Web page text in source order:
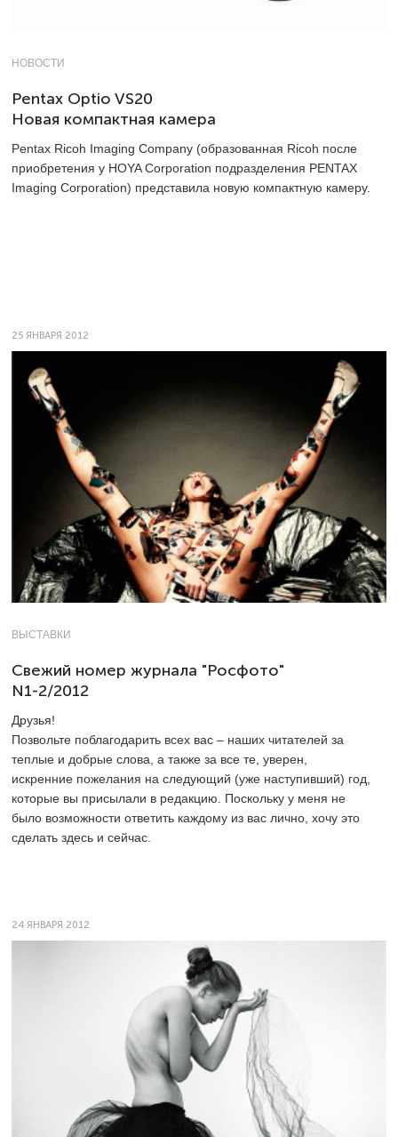
НОВОСТИ
Pentax Optio VS20
Новая компактная камера
Pentax Ricoh Imaging Company (образованная Ricoh после
приобретения у HOYA Corporation подразделения PENTAX
Imaging Corporation) представила новую компактную камеру.
25 ЯНВАРЯ 2012
ВЫСТАВКИ
Свежий номер журнала "Росфото"
N1-2/2012
Друзья!
Позвольте поблагодарить всех вас – наших читателей за
теплые и добрые слова, а также за все те, уверен,
искренние пожелания на следующий (уже наступивший) год,
которые вы присылали в редакцию. Поскольку у меня не
было возможности ответить каждому из вас лично, хочу это
сделать здесь и сейчас.
24 ЯНВАРЯ 2012